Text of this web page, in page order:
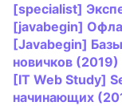
[specialist]
[javabegin]
[Javabegin]
новичков (2019)
[IT Web Study]
начинающих